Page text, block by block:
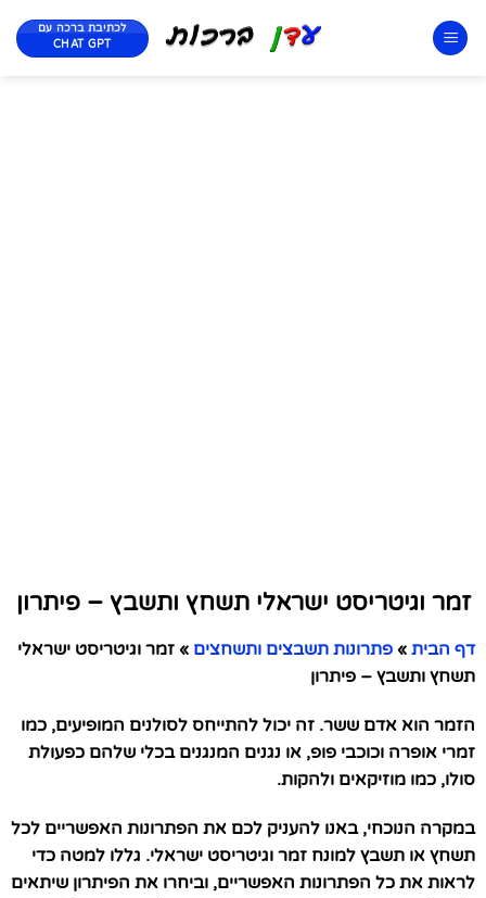
לכתיבת ברכה עם
CHAT GPT
זמר וגיטריסט ישראלי תשחץ ותשבץ – פיתרון
דף הבית » פתרונות תשבצים ותשחצים » זמר וגיטריסט ישראלי
תשחץ ותשבץ – פיתרון
הזמר הוא אדם ששר. זה יכול להתייחס לסולנים המופיעים, כמו
זמרי אופרה וכוכבי פופ, או נגנים המנגנים בכלי שלהם כפעולת
סולו, כמו מוזיקאים ולהקות.
במקרה הנוכחי, באנו להעניק לכם את הפתרונות האפשריים לכל
תשחץ או תשבץ למונח זמר וגיטריסט ישראלי. גללו למטה כדי
לראות את כל הפתרונות האפשריים, וביחרו את הפיתרון שיתאים